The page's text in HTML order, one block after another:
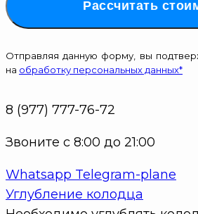
Рассчитать
Отправляя данную форму, вы
на обработку персональных данных*
8 (977) 777-76-72
Звоните с 8:00 до 21:00
Whatsapp Telegram-plane
Углубление колодца